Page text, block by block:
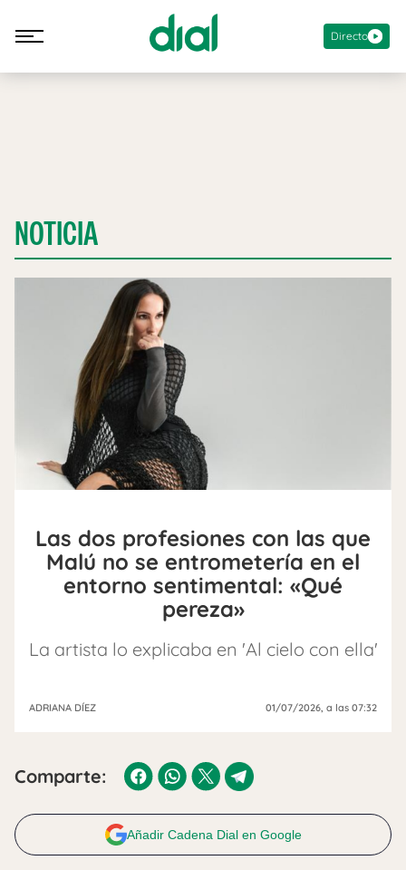
Directo
NOTICIA
Las dos profesiones con las que
Malú no se entrometería en el
entorno sentimental: «Qué
pereza»
La artista lo explicaba en 'Al cielo con ella'
ADRIANA DÍEZ 01/07/2026, a las 07:32
Comparte:
Añadir Cadena Dial en Google